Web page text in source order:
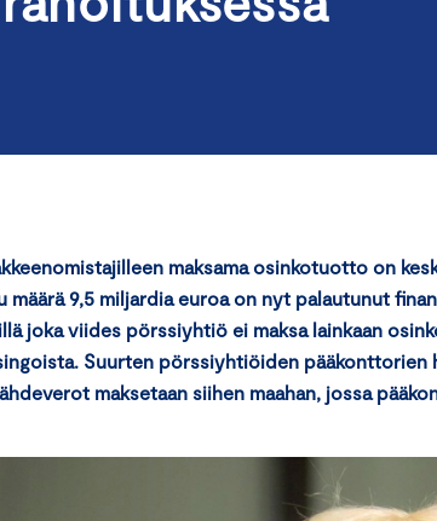
maksama osinkotuotto on
määrä 9,5 miljardia euroa on nyt palautunut
joka viides pörssiyhtiö ei maksa lainkaan
Suurten pörssiyhtiöiden pääkonttorien
maksetaan siihen maahan, jossa